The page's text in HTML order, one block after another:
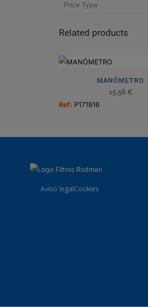
Price Type
Related products
MANÓMETRO
15,56 €
Ref: P171916
Aviso legalCookies